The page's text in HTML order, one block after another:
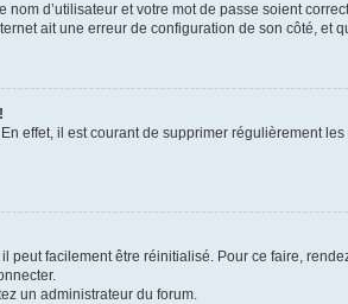
d’utilisateur et votre mot de passe soient
ait une erreur de configuration de son côté, et
effet, il est courant de supprimer régulièrement
peut facilement être réinitialisé. Pour ce faire,
un administrateur du forum.